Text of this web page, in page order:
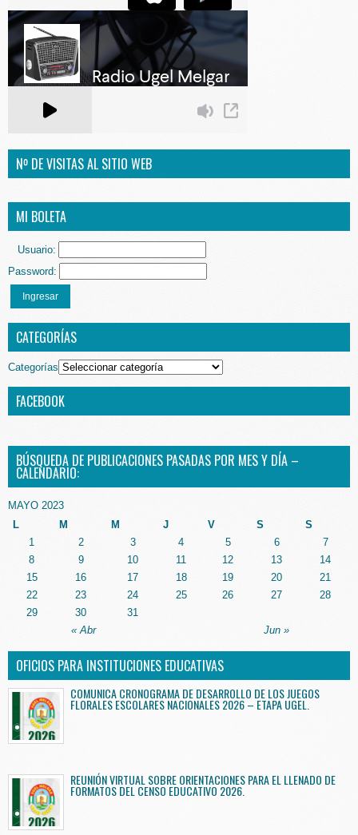
Nº DE VISITAS AL SITIO WEB
MI BOLETA
Usuario:
Password:
Ingresar
CATEGORÍAS
Categorías
FACEBOOK
BÚSQUEDA DE PUBLICACIONES PASADAS POR MES Y DÍA –
CALENDARIO:
MAYO 2023
L
M M J V S S
« Abr Jun »
1 2 3 4 5 6
7
8
9 10 11 12 13
14
15
16 17 18 19 20
21
22
23 24 25 26 27
28
29
30 31
OFICIOS PARA INSTITUCIONES EDUCATIVAS
COMUNICA CRONOGRAMA DE DESARROLLO DE LOS JUEGOS
FLORALES ESCOLARES NACIONALES 2026 – ETAPA UGEL.
REUNIÓN VIRTUAL SOBRE ORIENTACIONES PARA EL LLENADO DE
FORMATOS DEL CENSO EDUCATIVO 2026.